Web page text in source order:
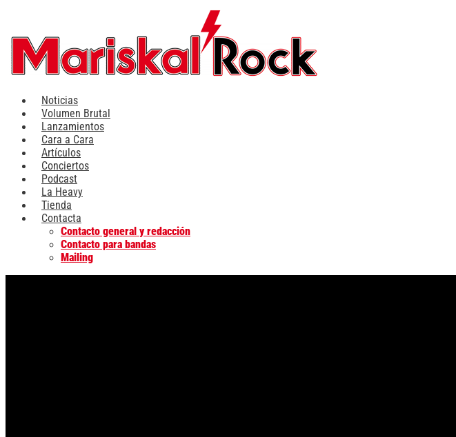
contenido
Noticias
Volumen Brutal
Lanzamientos
Cara a Cara
Artículos
Conciertos
Podcast
La Heavy
Tienda
Contacta
Contacto general y redacción
Contacto para bandas
Mailing